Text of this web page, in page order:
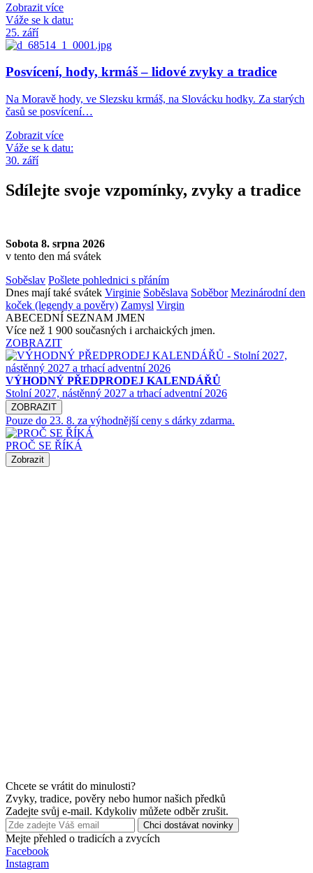
Zobrazit více
Váže se k datu:
25. září
Posvícení, hody, krmáš – lidové zvyky a tradice
Na Moravě hody, ve Slezsku krmáš, na Slovácku hodky. Za starých
časů se posvícení…
Zobrazit více
Váže se k datu:
30. září
Sdílejte svoje vzpomínky, zvyky a tradice
Sobota 8. srpna 2026
v tento den má svátek
Soběslav Pošlete pohlednici s přáním
Dnes mají také svátek Virginie Soběslava Soběbor Mezinárodní den
koček (legendy a pověry) Zamysl Virgin
ABECEDNÍ SEZNAM JMEN
Více než 1 900 současných i archaických jmen.
ZOBRAZIT
VÝHODNÝ PŘEDPRODEJ KALENDÁŘŮ
Stolní 2027, nástěnný 2027 a trhací adventní 2026
ZOBRAZIT
Pouze do 23. 8. za výhodnější ceny s dárky zdarma.
PROČ SE ŘÍKÁ
Zobrazit
Chcete se vrátit do minulosti?
Zvyky, tradice, pověry nebo humor našich předků
Zadejte svůj e-mail. Kdykoliv můžete odběr zrušit.
Chci dostávat novinky
Mejte přehled o tradicích a zvycích
Facebook
Instagram